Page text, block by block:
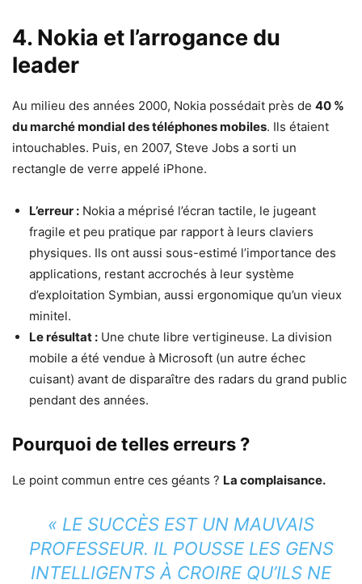
4. Nokia et l’arrogance du
leader
Au milieu des années 2000, Nokia possédait près de 40 %
du marché mondial des téléphones mobiles. Ils étaient
intouchables. Puis, en 2007, Steve Jobs a sorti un
rectangle de verre appelé iPhone.
L’erreur : Nokia a méprisé l’écran tactile, le jugeant
fragile et peu pratique par rapport à leurs claviers
physiques. Ils ont aussi sous-estimé l’importance des
applications, restant accrochés à leur système
d’exploitation Symbian, aussi ergonomique qu’un vieux
minitel.
Le résultat : Une chute libre vertigineuse. La division
mobile a été vendue à Microsoft (un autre échec
cuisant) avant de disparaître des radars du grand public
pendant des années.
Pourquoi de telles erreurs ?
Le point commun entre ces géants ? La complaisance.
« LE SUCCÈS EST UN MAUVAIS
PROFESSEUR. IL POUSSE LES GENS
INTELLIGENTS À CROIRE QU’ILS NE